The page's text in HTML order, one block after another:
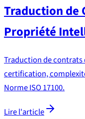
Traduction de
Propriété
Traduction de
certification,
Norme ISO 17100.
Lire l'article